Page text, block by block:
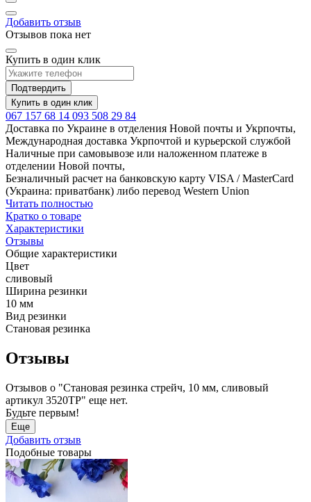
Добавить отзыв
Отзывов пока нет
Купить в один клик
Подтвердить
Купить в один клик
067 157 68 14 093 508 29 84
Доставка по Украине в отделения Новой почты и Укрпочты,
Международная доставка Укрпочтой и курьерской службой
Наличные при самовывозе или наложенном платеже в
отделении Новой почты,
Безналичный расчет на банковскую карту VISA / MasterCard
(Украина: приватбанк) либо перевод Western Union
Читать полностью
Кратко о товаре
Характеристики
Отзывы
Общие характеристики
Цвет
сливовый
Ширина резинки
10 мм
Вид резинки
Становая резинка
Отзывы
Отзывов о "Становая резинка стрейч, 10 мм, сливовый
артикул 3520ТР" еще нет.
Будьте первым!
Еще
Добавить отзыв
Подобные товары